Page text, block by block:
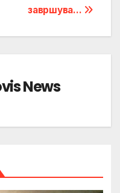
завршува…
News